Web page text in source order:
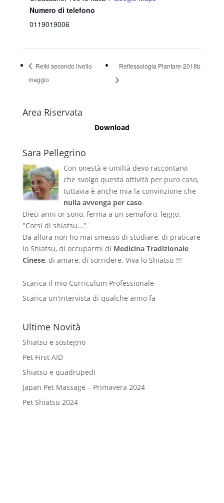
Numero di telefono
0119019006
Reiki secondo livello
maggio
Reflessologia Plantare-2018b
Area Riservata
Download
Sara Pellegrino
Con onestà e umiltà devo raccontarvi
che svolgo questa attività per puro caso,
tuttavia è anche mia la convinzione che
nulla avvenga per caso.
Dieci anni or sono, ferma a un semaforo, leggo:
"Corsi di shiatsu..."
Da allora non ho mai smesso di studiare, di praticare
lo Shiatsu, di occuparmi di Medicina Tradizionale
Cinese, di amare, di sorridere. Viva lo Shiatsu !!!
Scarica il mio Curriculum Professionale
Scarica un'intervista di qualche anno fa
Ultime Novità
Shiatsu e sostegno
Pet First AID
Shiatsu e quadrupedi
Japan Pet Massage – Primavera 2024
Pet Shiatsu 2024